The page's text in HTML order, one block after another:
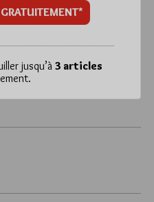
GRATUITEMENT*
jusqu’à 3 articles